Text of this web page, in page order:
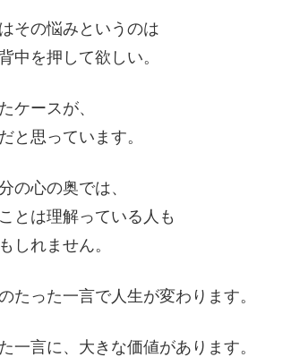
その悩みというのは
中を押して欲しい。
ケースが、
と思っています。
の心の奥では、
とは理解っている人も
しれません。
たった一言で人生が変わります。
一言に、大きな価値があります。